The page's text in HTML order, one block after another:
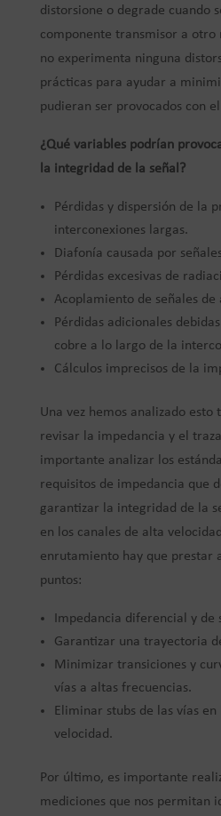
distorsione o degrade cuando
componente transmisor a otro
no experimenta ninguna
prácticas para ayudar a
pudieran ser provocados con
¿Qué variables podrían
la integridad de la señal?
Pérdidas y dispersión de la
interconexiones largas.
Diafonía causada por
Pérdidas excesivas de
Acoplamiento de señales
Pérdidas adicionales
cobre a lo largo de la
Cálculos imprecisos de la
Una vez hemos analizado
revisar la impedancia y el
importante analizar los
requisitos de impedancia que
garantizar la integridad de la
en los canales de alta
enrutamiento hay que prestar
puntos:
Impedancia diferencial y de
Garantizar una trayectoria
Minimizar transiciones y
vías a altas frecuencias.
Eliminar stubs de las vías
velocidad.
Por último, es importante
mediciones que nos permitan